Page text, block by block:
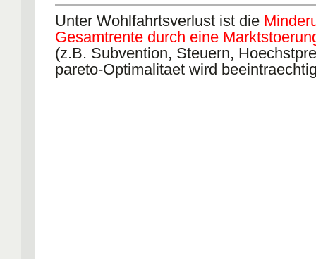
Unter Wohlfahrtsverlust ist die
Gesamtrente durch eine
(z.B. Subvention, Steuern,
pareto-Optimalitaet wird